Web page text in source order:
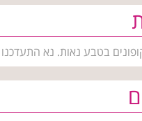
בטבע נאות. נא